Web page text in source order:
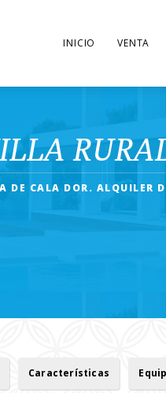
INICIO VENTA
DE CALA DOR.
Características